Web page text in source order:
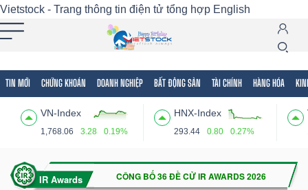
Vietstock - Trang thông tin điện tử tổng hợp English
TIN MỚI CHỨNG KHOÁN DOANH NGHIỆP BẤT ĐỘNG SẢN TÀI CHÍNH HÀNG HÓA
VN-Index
1,768.06 3.28 0.19%
HNX-Index
293.44 0.80 0.27%
Tất cả Tính năng Ngành Mã chứng khoán
Tính
(-)